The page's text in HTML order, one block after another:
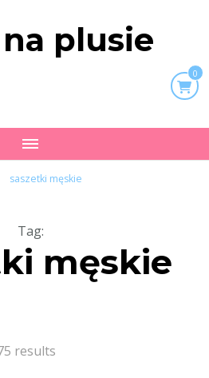
plusie
0
saszetki męskie
Tag:
męskie
results